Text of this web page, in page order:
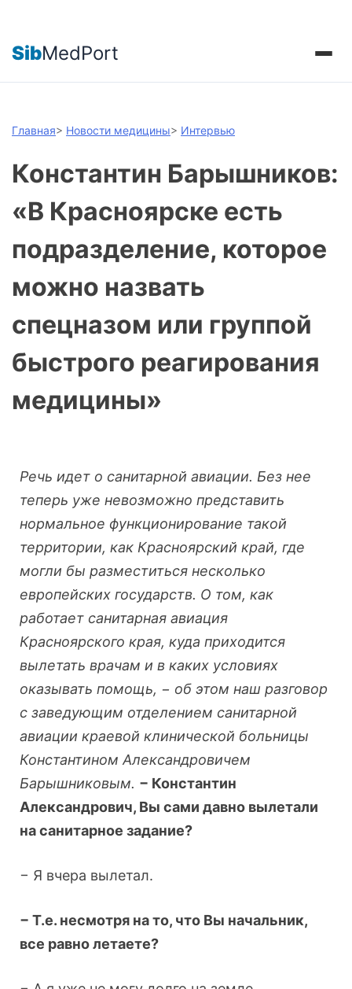
SibMedPort
Главная> Новости медицины> Интервью
Константин Барышников:
«В Красноярске есть
подразделение, которое
можно назвать
спецназом или группой
быстрого реагирования
медицины»
Речь идет о санитарной авиации. Без нее
теперь уже невозможно представить
нормальное функционирование такой
территории, как Красноярский край, где
могли бы разместиться несколько
европейских государств. О том, как
работает санитарная авиация
Красноярского края, куда приходится
вылетать врачам и в каких условиях
оказывать помощь, − об этом наш разговор
с заведующим отделением санитарной
авиации краевой клинической больницы
Константином Александровичем
Барышниковым. − Константин
Александрович, Вы сами давно вылетали
на санитарное задание?
− Я вчера вылетал.
− Т.е. несмотря на то, что Вы начальник,
все равно летаете?